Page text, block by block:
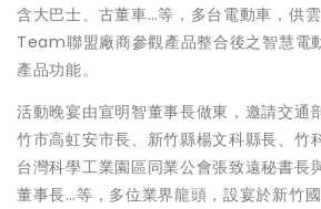
含大巴士、古董車…等，多台電動車，供
Team聯盟廠商參觀產品整合後之智慧電
產品功能。
活動晚宴由宣明智董事長做東，邀請交通
竹市高虹安市長、新竹縣楊文科縣長、竹
台灣科學工業園區同業公會張致遠秘書長
董事長…等，多位業界龍頭，設宴於新竹